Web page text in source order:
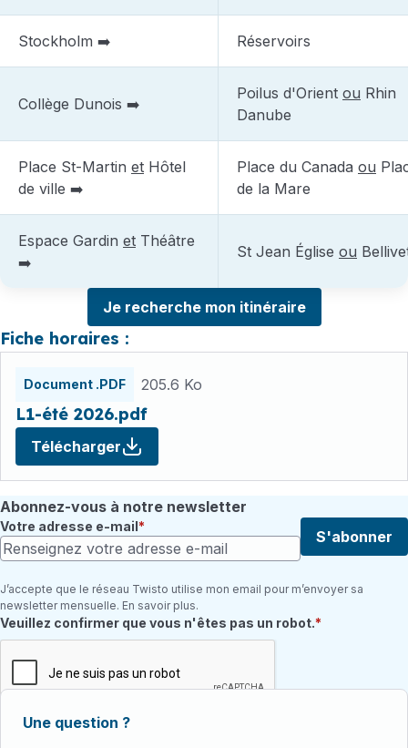
Stockholm ➡️ Réservoirs
Collège Dunois ➡️
Poilus d'Orient ou Rhin
Danube
Place St-Martin et Hôtel
de ville ➡️
Place du Canada ou
de la Mare
Espace Gardin et Théâtre
➡️
St Jean Église ou
Je recherche mon itinéraire
Fiche horaires :
horaires
Document .PDF 205.6 Ko
L1-été 2026.pdf
Télécharger
Abonnez-vous à notre newsletter
Votre adresse e-mail
S'abonner
J’accepte que le réseau Twisto utilise mon email pour m’envoyer sa
newsletter mensuelle. En savoir plus.
Champ requis
Veuillez confirmer que vous n'êtes pas un robot.
Une question ?